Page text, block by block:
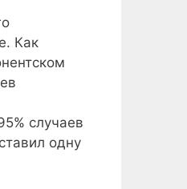
Как
случаев
одну